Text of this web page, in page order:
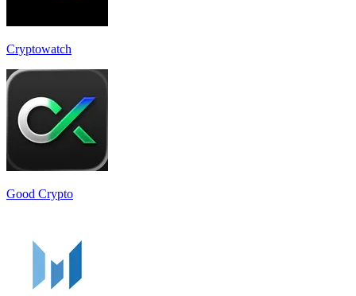
Cryptowatch
Good Crypto